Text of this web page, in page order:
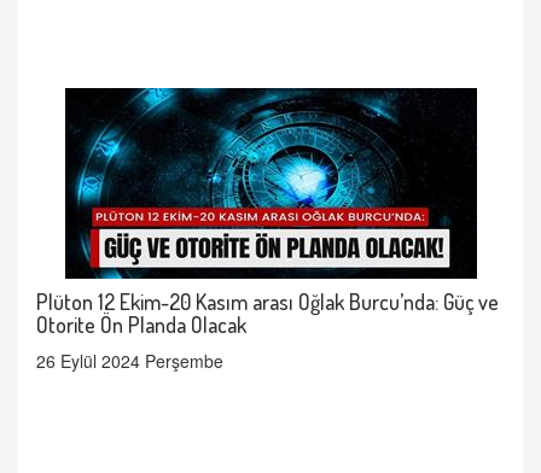
Plüton 12 Ekim-20 Kasım arası Oğlak Burcu’nda: Güç ve
Otorite Ön Planda Olacak
26 Eylül 2024 Perşembe